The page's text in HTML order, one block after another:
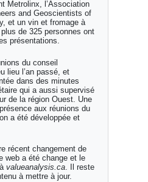
Metrolinx, l’Association
and Geoscientists of
et un vin et fromage à
de 325 personnes ont
présentations.
du conseil
lieu l’an passé, et
dans des minutes
qui a aussi supervisé
de la région Ouest. Une
aux réunions du
a été développée et
récent changement de
web a été change et le
valueanalysis.ca. Il reste
à mettre à jour.